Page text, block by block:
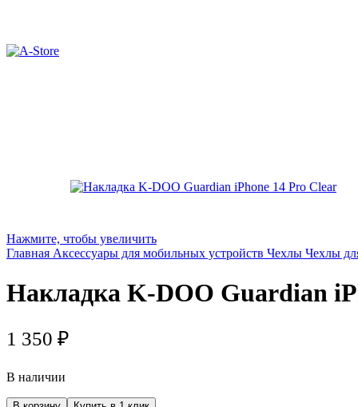
Нажмите, чтобы увеличить
Главная Аксессуары для мобильных устройств Чехлы Чехлы
Накладка K-DOO Guardian
1 350 ₽
В наличии
Количество